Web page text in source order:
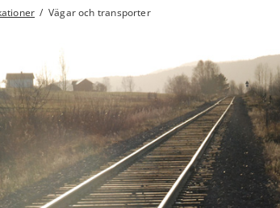
/ Vägar och transporter